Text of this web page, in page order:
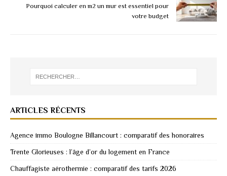
Pourquoi calculer en m2 un mur est essentiel pour
votre budget
ARTICLES RÉCENTS
Agence immo Boulogne Billancourt : comparatif des honoraires
Trente Glorieuses : l’âge d’or du logement en France
Chauffagiste aérothermie : comparatif des tarifs 2026